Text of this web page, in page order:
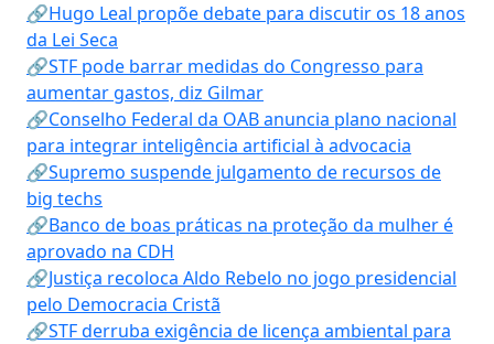
🔗Hugo Leal propõe debate para discutir os 18 anos
da Lei Seca
🔗STF pode barrar medidas do Congresso para
aumentar gastos, diz Gilmar
🔗Conselho Federal da OAB anuncia plano nacional
para integrar inteligência artificial à advocacia
🔗Supremo suspende julgamento de recursos de
big techs
🔗Banco de boas práticas na proteção da mulher é
aprovado na CDH
🔗Justiça recoloca Aldo Rebelo no jogo presidencial
pelo Democracia Cristã
🔗STF derruba exigência de licença ambiental para